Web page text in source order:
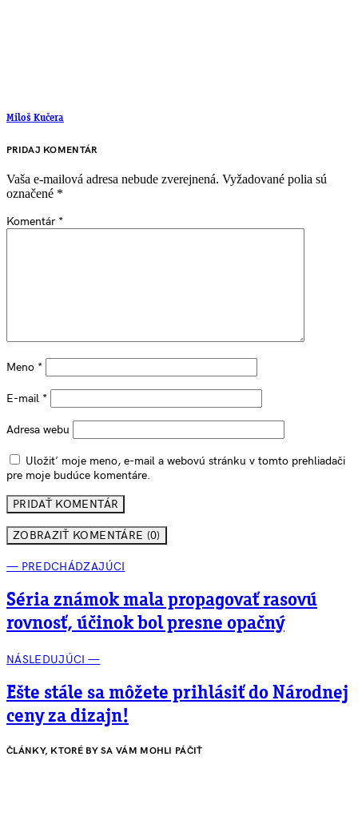
Miloš Kučera
PRIDAJ KOMENTÁR
Vaša e-mailová adresa nebude zverejnená. Vyžadované polia sú
označené *
Komentár *
Meno *
E-mail *
Adresa webu
Uložiť moje meno, e-mail a webovú stránku v tomto prehliadači
pre moje budúce komentáre.
ZOBRAZIŤ KOMENTÁRE (0)
— PREDCHÁDZAJÚCI
Séria známok mala propagovať rasovú
rovnosť, účinok bol presne opačný
NÁSLEDUJÚCI —
Ešte stále sa môžete prihlásiť do Národnej
ceny za dizajn!
ČLÁNKY, KTORÉ BY SA VÁM MOHLI PÁČIŤ